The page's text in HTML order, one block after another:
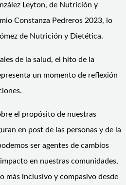
Leyton, de Nutrición y
Constanza Pedreros 2023, lo
de Nutrición y Dietética.
de la salud, el hito de la
un momento de reflexión
el propósito de nuestras
en post de las personas y de la
ser agentes de cambios
en nuestras comunidades,
más inclusivo y compasivo desde